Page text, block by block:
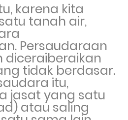
karena kita
tanah air,
Persaudaraan
diceraiberaikan
tidak berdasar.
itu,
jasat yang satu
atau saling